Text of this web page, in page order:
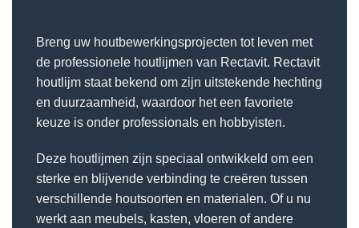
Breng uw houtbewerkingsprojecten tot leven met
de professionele houtlijmen van Rectavit. Rectavit
houtlijm staat bekend om zijn uitstekende hechting
en duurzaamheid, waardoor het een favoriete
keuze is onder professionals en hobbyisten.
Deze houtlijmen zijn speciaal ontwikkeld om een
sterke en blijvende verbinding te creëren tussen
verschillende houtsoorten en materialen. Of u nu
werkt aan meubels, kasten, vloeren of andere